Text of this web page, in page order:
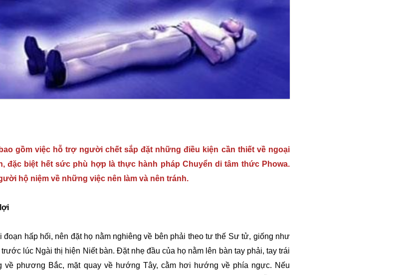
gồm việc hỗ trợ người chết sắp đặt những điều kiện cần thiết về ngoại
đặc biệt hết sức phù hợp là thực hành pháp Chuyển di tâm thức Phowa.
hộ niệm về những việc nên làm và nên tránh.
hấp hối, nên đặt họ nằm nghiêng về bên phải theo tư thế Sư tử, giống như
lúc Ngài thị hiện Niết bàn. Đặt nhẹ đầu của họ nằm lên bàn tay phải, tay trái
về phương Bắc, mặt quay về hướng Tây, cằm hơi hướng về phía ngực. Nếu